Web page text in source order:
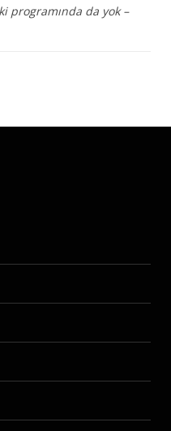
programında da yok –